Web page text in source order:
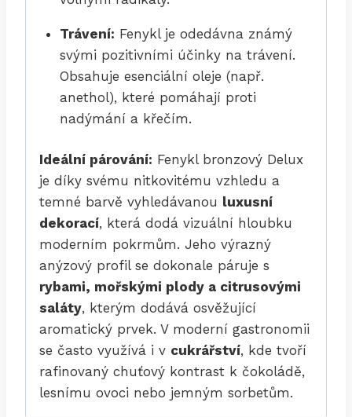
Trávení: Fenykl je odedávna známý
svými pozitivními účinky na trávení.
Obsahuje esenciální oleje (např.
anethol), které pomáhají proti
nadýmání a křečím.
Ideální párování: Fenykl bronzový Delux
je díky svému nitkovitému vzhledu a
temné barvě vyhledávanou luxusní
dekorací, která dodá vizuální hloubku
moderním pokrmům. Jeho výrazný
anýzový profil se dokonale páruje s
rybami, mořskými plody a citrusovými
saláty, kterým dodává osvěžující
aromatický prvek. V moderní gastronomii
se často využívá i v cukrářství, kde tvoří
rafinovaný chuťový kontrast k čokoládě,
lesnímu ovoci nebo jemným sorbetům.